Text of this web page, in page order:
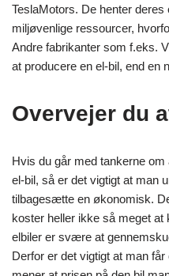
TeslaMotors. De henter
miljøvenlige ressourcer,
Andre fabrikanter som f.eks.
at producere en el-bil, end en
Overvejer du
Hvis du går med tankerne
el-bil, så er det vigtigt at man
tilbagesætte en økonomisk.
koster heller ikke så meget
elbiler er svære at
Derfor er det vigtigt at man får